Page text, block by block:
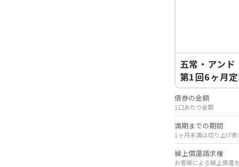
五常・アン
第1回6ヶ月
債券の金額
1口あたり金額
満期までの期間
1ヶ月未満は切り上げ
繰上償還請求権
お客様による繰上償還